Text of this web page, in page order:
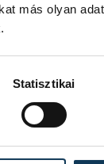
más olyan
Statisztikai